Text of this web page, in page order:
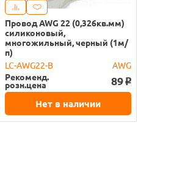
Провод AWG 22 (0,326кв.мм)
силиконовый,
многожильный, черный (1м/
п)
LC-AWG22-B
AWG
Рекоменд.
розн.цена 89 o
Нет в наличии